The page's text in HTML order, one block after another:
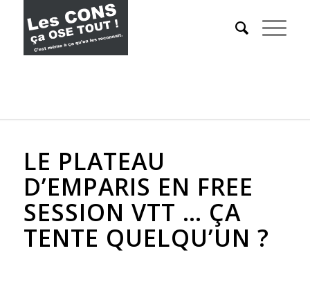
LE PLATEAU
D’EMPARIS EN FREE
SESSION VTT … ÇA
TENTE QUELQU’UN ?